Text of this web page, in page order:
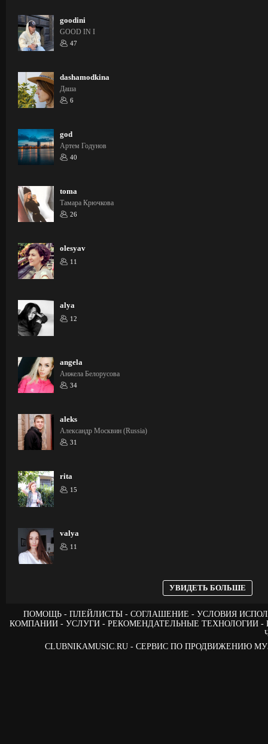
goodini
GOOD IN I
47
dashamodkina
Даша
6
god
Артем Годунов
40
toma
Тамара Крючкова
26
olesyav
11
alya
12
angela
Анжела Белорусова
34
aleks
Александр Москвин (Russia)
31
rita
15
valya
11
УВИДЕТЬ БОЛЬШЕ
ПОМОЩЬ ПЛЕЙЛИСТЫ СОГЛАШЕНИЕ
УСЛОВИЯ
КОМПАНИИ
УСЛУГИ РЕКОМЕНДАТЕЛЬНЫЕ ТЕХНОЛОГИИ
CLUBNIKAMUSIC.RU - СЕРВИС ПО ПРОДВИЖЕНИЮ